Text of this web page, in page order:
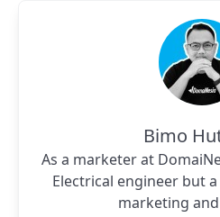
Bimo
As a marketer at
Electrical engineer but
marketing